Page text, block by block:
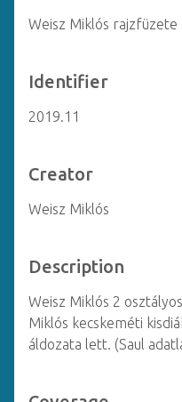
Weisz Miklós rajzfüzete
Identifier
2019.11
Creator
Weisz Miklós
Description
Weisz Miklós 2
Miklós kecskeméti
áldozata lett. (Saul